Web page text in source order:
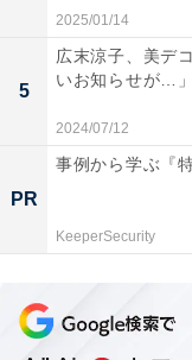
2025/01/14
5
広末涼子、美デ
いお知らせが…
2024/07/12
PR
事例から学ぶ『
KeeperSecurity